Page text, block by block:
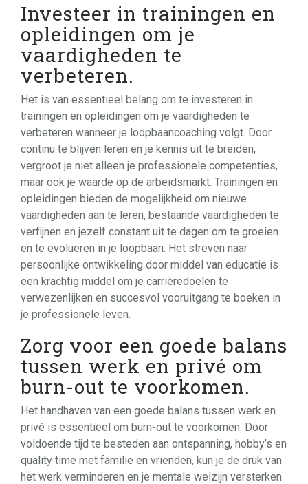
Investeer in trainingen en
opleidingen om je
vaardigheden te
verbeteren.
Het is van essentieel belang om te investeren in
trainingen en opleidingen om je vaardigheden te
verbeteren wanneer je loopbaancoaching volgt. Door
continu te blijven leren en je kennis uit te breiden,
vergroot je niet alleen je professionele competenties,
maar ook je waarde op de arbeidsmarkt. Trainingen en
opleidingen bieden de mogelijkheid om nieuwe
vaardigheden aan te leren, bestaande vaardigheden te
verfijnen en jezelf constant uit te dagen om te groeien
en te evolueren in je loopbaan. Het streven naar
persoonlijke ontwikkeling door middel van educatie is
een krachtig middel om je carrièredoelen te
verwezenlijken en succesvol vooruitgang te boeken in
je professionele leven.
Zorg voor een goede balans
tussen werk en privé om
burn-out te voorkomen.
Het handhaven van een goede balans tussen werk en
privé is essentieel om burn-out te voorkomen. Door
voldoende tijd te besteden aan ontspanning, hobby’s en
quality time met familie en vrienden, kun je de druk van
het werk verminderen en je mentale welzijn versterken.